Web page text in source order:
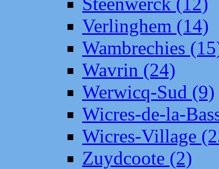
Verlinghem (14)
Wambrechies
Wavrin (24)
Werwicq-Sud (9)
Wicres-de-la-
Wicres-Village
Zuydcoote (2)